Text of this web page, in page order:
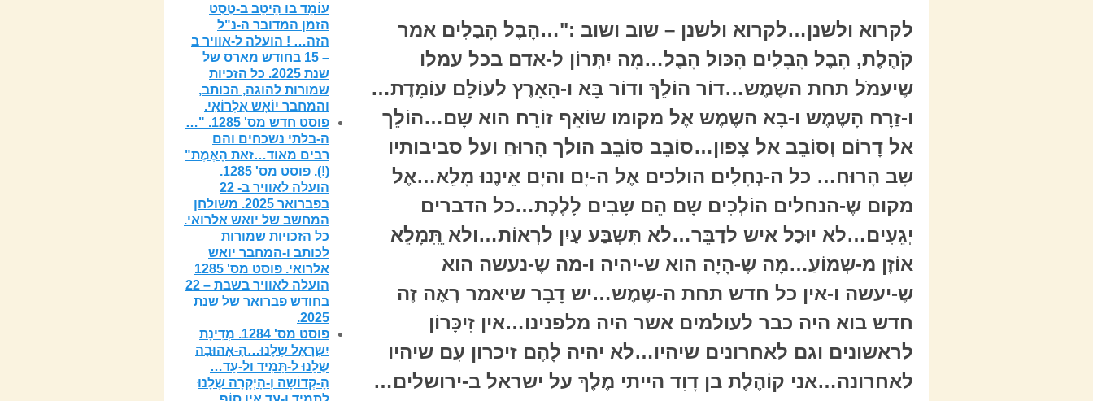
לקרוא ולשנן…לקרוא ולשנן – שוב ושוב :"…הָבֶל הָבַלִים אמר
קֹהֶלֶת, הָבֶל הָבָלִים הָכּול הָבֶל…מָה יִתְּרוֹן ל-אדם בכל עמלו
שֶיעמֹל תחת השֶמֶש…דוֹר הוֹלֵךְ ודוֹר בָּא ו-הָאָרֶץ לעוֹלָם עוֹמָדֶת…
ו-זַרָח הָשֶמֶש ו-בָא השֶמֶש אֶל מקומו שוֹאֵף זוֹרֵח הוא שָם…הוֹלֵך
אל דָרוֹם וְסוֹבֵב אל צָפון…סוֹבֵב סוֹבֵב הולך הָרוּחַ ועל סביבותיו
שָב הָרוּח… כל ה-נְחָלִים הולכים אֶל ה-יָם והיָם אֵינֶנוּ מָלֵא…אֶל
מקום שֶ-הנחלים הוֹלְכִים שָם הֵם שָבִים לָלֶכֶת…כל הדברים
יְגֵעִים…לא יוּכַל איש לדַבֵּר…לא תִּשְבַּע עַיִן לרְאוֹת…ולא ֵתִִּמָלֵא
אוֹזֶן מ-שְמוֹעַ…מָה שֶ-הָיָה הוא ש-יהיה ו-מה שֶ-נעשה הוא
שֶ-יעשה ו-אין כל חדש תחת ה-שֶמֶש…יש דָבָר שיאמר רְאֶה זֶה
חדש בוא היה כבר לעולמים אשר היה מלפנינו…אין זִיכָּרוֹן
לראשונים וגם לאחרונים שיהיו…לא יהיה לָהֶם זיכרון עִם שיהיו
לאחרונה…אני קוֹהֶלֶת בן דָוִד הייתי מֶלֶךְ על ישראל ב-ירושלים…
עוֹמֵד בו הֵיטֵב ב-טֶסְט
הזמן המדובר ה-נ"ל
הזה… ! הועלה ל-אוויר ב
– 15 בחודש מארס של
שנת 2025. כל הזכיות
שמורות להוגה, הכותב,
והמחבר יוֹאָש אַלְרוֹאִי.
פוסט חדש מס' 1285. "…
ה-בלתי נשכחים והם
רבים מאוד…זאת הָאֶמֶת"
(!). פוסט מס' 1285.
הועלה לאוויר ב- 22
בפברואר 2025. משולחן
המחשב של יואש אלרואי.
כל הזכויות שמורות
לכותב ו-המחבר יואש
אלרואי. פוסט מס' 1285
הועלה לאוויר בשבת – 22
בחודש פברואר של שנת
2025.
פוסט מס' 1284. מְדִינָת
יִשְרָאֵל שֶלָנוּ…הָ-אָהוּבָה
שֶלָנוּ ל-תָּמִיד ול-עַד…
הָ-קְדוֹשָה וְ-הָיְקָרָה שֶלָנוּ